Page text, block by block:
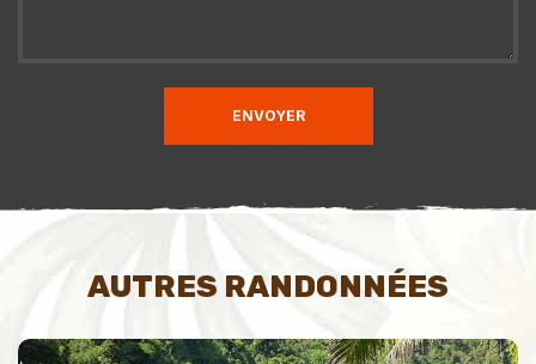
ENVOYER
AUTRES RANDONNÉES